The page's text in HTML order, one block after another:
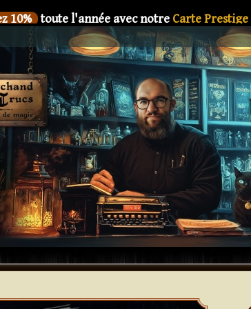
10% toute l'année avec notre Carte Prestige
livre deDani DaOrtiz en précommande
10%
toute l'année avec notreCarte Prestige
livre deDani DaOrtiz en précommande
10% toute l'année avec notreCarte Prestige
livre deDani DaOrtiz en précommande
10%
toute l'année avec notre Carte Prestige
livre deDani DaOrtiz en précommande
10% toute l'année avec notreCarte Prestige
livre deDani DaOrtiz en précommande